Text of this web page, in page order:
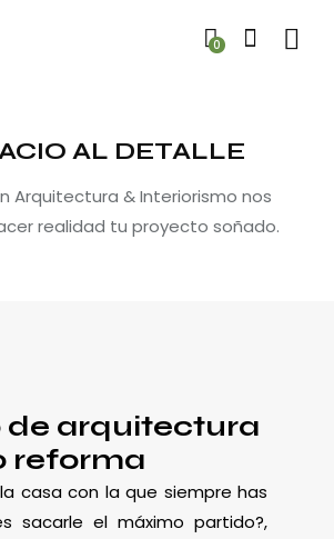
0
AL DETALLE
Arquitectura & Interiorismo nos
realidad tu proyecto soñado.
de arquitectura
reforma
casa con la que siempre has
sacarle el máximo partido?,